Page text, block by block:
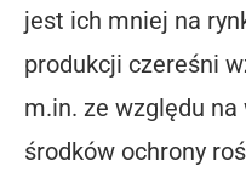
jest ich mniej na
produkcji czereśni
m.in. ze względu
środków ochrony